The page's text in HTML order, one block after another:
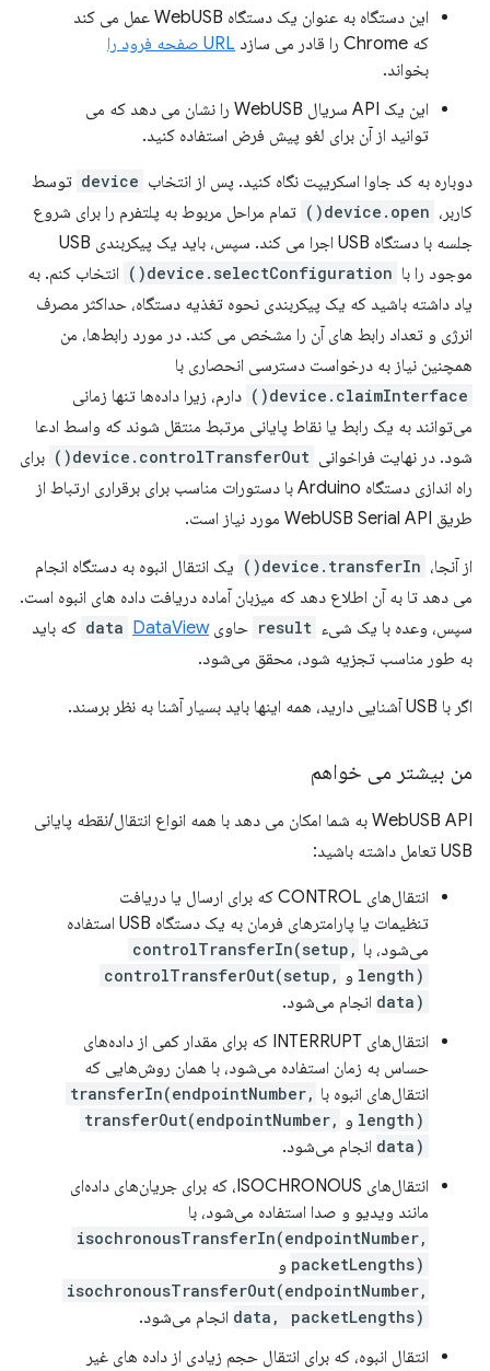
این دستگاه به عنوان یک دستگاه WebUSB عمل می کند
که Chrome را قادر می سازد
URL صفحه فرود را
بخواند.
این یک API سریال WebUSB را نشان می دهد که می
توانید از آن برای لغو پیش فرض استفاده کنید.
دوباره به کد جاوا اسکریپت نگاه کنید. پس از انتخاب device توسط
کاربر، device.open()
تمام مراحل مربوط به پلتفرم را برای شروع
جلسه با دستگاه USB اجرا می کند. سپس، باید یک پیکربندی USB
موجود را با device.selectConfiguration()
انتخاب کنم. به
یاد داشته باشید که یک پیکربندی نحوه تغذیه دستگاه، حداکثر مصرف
انرژی و تعداد رابط های آن را مشخص می کند. در مورد رابط‌ها، من
همچنین نیاز به درخواست دسترسی انحصاری با
device.claimInterface()
دارم، زیرا داده‌ها تنها زمانی
می‌توانند به یک رابط یا نقاط پایانی مرتبط منتقل شوند که واسط ادعا
شود. در نهایت فراخوانی device.controlTransferOut()
برای
راه اندازی دستگاه Arduino با دستورات مناسب برای برقراری ارتباط از
طریق WebUSB Serial API مورد نیاز است.
از آنجا، device.transferIn()
یک انتقال انبوه به دستگاه انجام
می دهد تا به آن اطلاع دهد که میزبان آماده دریافت داده های انبوه است.
سپس، وعده با یک شیء result حاوی data DataView
که باید
به طور مناسب تجزیه شود، محقق می‌شود.
اگر با USB آشنایی دارید، همه اینها باید بسیار آشنا به نظر برسند.
من بیشتر می خواهم
WebUSB API به شما امکان می دهد با همه انواع انتقال/نقطه پایانی
USB تعامل داشته باشید:
انتقال‌های CONTROL که برای ارسال یا دریافت
تنظیمات یا پارامترهای فرمان به یک دستگاه USB استفاده
می‌شود، با controlTransferIn(setup,
length) و controlTransferOut(setup,
data) انجام می‌شود.
انتقال‌های INTERRUPT که برای مقدار کمی از داده‌های
حساس به زمان استفاده می‌شود، با همان روش‌هایی که
انتقال‌های انبوه با transferIn(endpointNumber,
length) و transferOut(endpointNumber,
data) انجام می‌شود.
انتقال‌های ISOCHRONOUS، که برای جریان‌های داده‌ای
مانند ویدیو و صدا استفاده می‌شود، با
isochronousTransferIn(endpointNumber,
packetLengths) و
isochronousTransferOut(endpointNumber,
data, packetLengths) انجام می‌شود.
انتقال انبوه، که برای انتقال حجم زیادی از داده های غیر